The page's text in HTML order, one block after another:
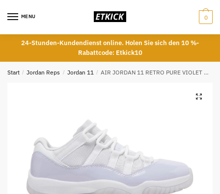
MENU 0
24-Stunden-Kundendienst online. Holen Sie sich den 10 %-
Rabattcode: Etkick10
Start / Jordan Reps / Jordan 11 / AIR JORDAN 11 RETRO PURE VIOLET WMNS